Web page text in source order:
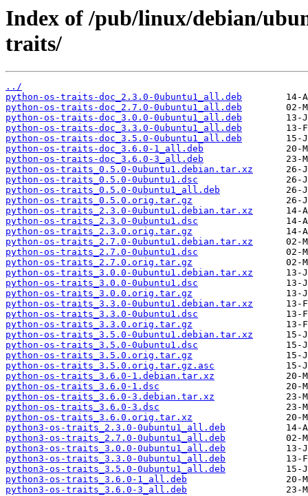
Index of /pub/linux/debian/
traits/
../
python-os-traits-doc_2.3.0-0ubuntu1_all.deb
python-os-traits-doc_2.7.0-0ubuntu1_all.deb
python-os-traits-doc_3.0.0-0ubuntu1_all.deb
python-os-traits-doc_3.3.0-0ubuntu1_all.deb
python-os-traits-doc_3.5.0-0ubuntu1_all.deb
python-os-traits-doc_3.6.0-1_all.deb
python-os-traits-doc_3.6.0-3_all.deb
python-os-traits_0.5.0-0ubuntu1.debian.tar.xz
python-os-traits_0.5.0-0ubuntu1.dsc
python-os-traits_0.5.0-0ubuntu1_all.deb
python-os-traits_0.5.0.orig.tar.gz
python-os-traits_2.3.0-0ubuntu1.debian.tar.xz
python-os-traits_2.3.0-0ubuntu1.dsc
python-os-traits_2.3.0.orig.tar.gz
python-os-traits_2.7.0-0ubuntu1.debian.tar.xz
python-os-traits_2.7.0-0ubuntu1.dsc
python-os-traits_2.7.0.orig.tar.gz
python-os-traits_3.0.0-0ubuntu1.debian.tar.xz
python-os-traits_3.0.0-0ubuntu1.dsc
python-os-traits_3.0.0.orig.tar.gz
python-os-traits_3.3.0-0ubuntu1.debian.tar.xz
python-os-traits_3.3.0-0ubuntu1.dsc
python-os-traits_3.3.0.orig.tar.gz
python-os-traits_3.5.0-0ubuntu1.debian.tar.xz
python-os-traits_3.5.0-0ubuntu1.dsc
python-os-traits_3.5.0.orig.tar.gz
python-os-traits_3.5.0.orig.tar.gz.asc
python-os-traits_3.6.0-1.debian.tar.xz
python-os-traits_3.6.0-1.dsc
python-os-traits_3.6.0-3.debian.tar.xz
python-os-traits_3.6.0-3.dsc
python-os-traits_3.6.0.orig.tar.xz
python3-os-traits_2.3.0-0ubuntu1_all.deb
python3-os-traits_2.7.0-0ubuntu1_all.deb
python3-os-traits_3.0.0-0ubuntu1_all.deb
python3-os-traits_3.3.0-0ubuntu1_all.deb
python3-os-traits_3.5.0-0ubuntu1_all.deb
python3-os-traits_3.6.0-1_all.deb
python3-os-traits_3.6.0-3_all.deb